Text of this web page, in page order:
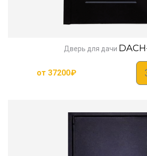
Дверь для дачи
от 37200₽